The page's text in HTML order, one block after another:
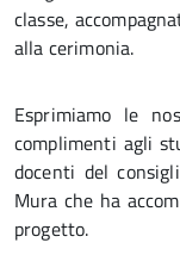
classe,
alla cerimonia.
Esprimiamo le
complimenti agli
docenti del
Mura che ha
progetto.